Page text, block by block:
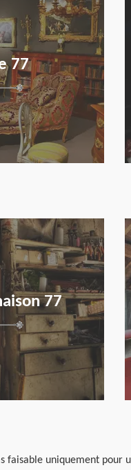
77
77
faisable uniquement